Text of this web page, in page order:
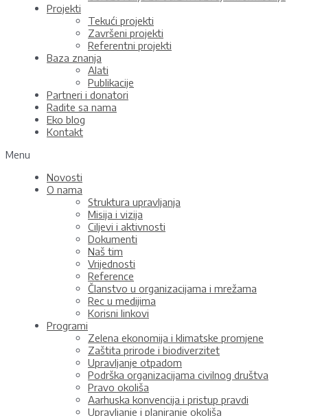
Projekti
Tekući projekti
Završeni projekti
Referentni projekti
Baza znanja
Alati
Publikacije
Partneri i donatori
Radite sa nama
Eko blog
Kontakt
Menu
Novosti
O nama
Struktura upravljanja
Misija i vizija
Ciljevi i aktivnosti
Dokumenti
Naš tim
Vrijednosti
Reference
Članstvo u organizacijama i mrežama
Rec u medijima
Korisni linkovi
Programi
Zelena ekonomija i klimatske promjene
Zaštita prirode i biodiverzitet
Upravljanje otpadom
Podrška organizacijama civilnog društva
Pravo okoliša
Aarhuska konvencija i pristup pravdi
Upravljanje i planiranje okoliša